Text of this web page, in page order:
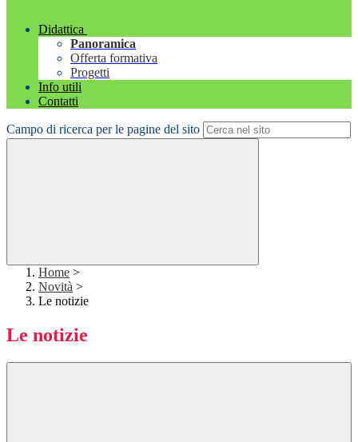
Didattica
Panoramica
Offerta formativa
Progetti
Info utili
Contatti
Campo di ricerca per le pagine del sito
Home >
Novità >
Le notizie
Le notizie